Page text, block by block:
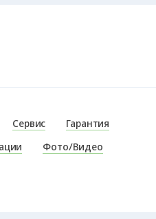
Сервис
Гарантия
Фото/Видео